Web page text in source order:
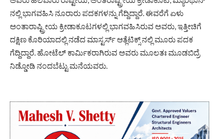
ನಲ್ಲಿ ಭಾಗವಹಿಸಿ ನೂರಾರು ಪದಕಗಳನ್ನು ಗೆದ್ದಿದ್ದಾರೆ. ಈವರೆಗೆ ಏಳು
ಅಂತಾರಾಷ್ಟ್ರೀಯ ಕ್ರೀಡಾಕೂಟಗಳಲ್ಲಿ ಭಾಗವಹಿಸಿರುವ ಅವರು, ಇತ್ತೀಚಿಗೆ
ದಕ್ಷಿಣ ಕೊರಿಯಾದಲ್ಲಿ ನಡೆದ ಮಾಸ್ಟರ್ಸ್ ಆತ್ಲೆಟಿಕ್ಸ್ ನಲ್ಲಿ ಮೂರು ಪದಕ
ಗೆದ್ದಿದ್ದಾರೆ. ಹೋಟೆಲ್ ಕಾರ್ಮಿಕರಾಗಿರುವ ಅವರು ಮೂಲತಃ ಮೂಡಬಿದ್ರೆ
ನಿಡ್ಡೋಡಿ ನಂದಬೆಟ್ಟು ಮನೆಯವರು.